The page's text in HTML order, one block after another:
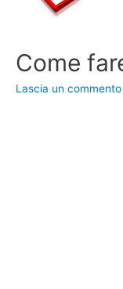
Come
Lascia un commento